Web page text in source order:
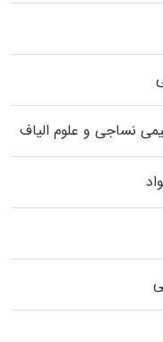
نساجی و علوم الیاف